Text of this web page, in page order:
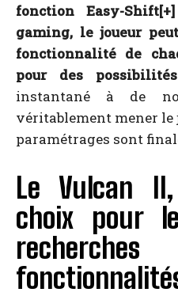
fonction Easy-
gaming, le joueur
fonctionnalité de
pour des
instantané à de
véritablement mener le
paramétrages sont
Le Vulcan
choix pour